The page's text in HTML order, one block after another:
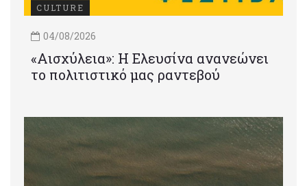
CULTURE
04/08/2026
«Αισχύλεια»: Η Ελευσίνα ανανεώνει
το πολιτιστικό μας ραντεβού